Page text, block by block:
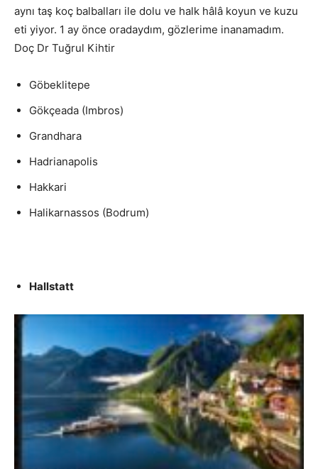
aynı taş koç balbalları ile dolu ve halk hâlâ koyun ve kuzu
eti yiyor. 1 ay önce oradaydım, gözlerime inanamadım.
Doç Dr Tuğrul Kihtir
Göbeklitepe
Gökçeada (Imbros)
Grandhara
Hadrianapolis
Hakkari
Halikarnassos (Bodrum)
Hallstatt